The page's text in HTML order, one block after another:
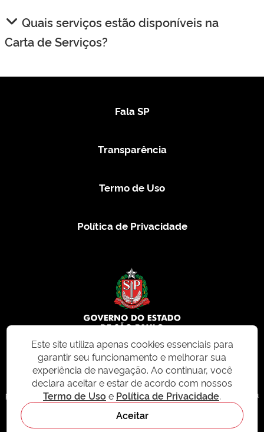
Quais serviços estão disponíveis na
Carta de Serviços?
Fala SP
Transparência
Termo de Uso
Política de Privacidade
© 2026 CMS.SP.GOV.BR. Todos os direitos reservados.
Este site e todo o seu conteúdo, incluindo textos, imagens e design, são
protegidos por direitos autorais e não podem ser reproduzidos, distribuídos ou
modificados sem permissão expressa. Para mais informações ou para
solicitações de uso, acesse nosso site
Este site utiliza apenas cookies essenciais para
garantir seu funcionamento e melhorar sua
experiência de navegação. Ao continuar, você
declara aceitar e estar de acordo com nossos
Termo de Uso e Política de Privacidade.
Aceitar